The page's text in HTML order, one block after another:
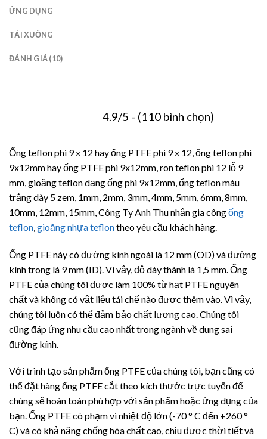
ỨNG DỤNG
TẢI XUỐNG
ĐÁNH GIÁ (10)
4.9/5 - (110 bình chọn)
Ống teflon phi 9 x 12 hay ống PTFE phi 9 x 12, ống teflon phi
9x12mm hay ống PTFE phi 9x12mm, ron teflon phi 12 lỗ 9
mm, gioăng teflon dạng ống phi 9x12mm, ống teflon màu
trắng dày 5 zem, 1mm, 2mm, 3mm, 4mm, 5mm, 6mm, 8mm,
10mm, 12mm, 15mm, Công Ty Anh Thu nhận gia côngống
teflon gioăng nhựa teflontheo yêu cầu khách hàng.
Ống PTFE này có đường kính ngoài là 12 mm (OD) và đường
kính trong là 9 mm (ID). Vì vậy, độ dày thành là 1,5 mm. Ống
PTFE của chúng tôi được làm 100% từ hạt PTFE nguyên
chất và không có vật liệu tái chế nào được thêm vào. Vì vậy,
chúng tôi luôn có thể đảm bảo chất lượng cao. Chúng tôi
cũng đáp ứng nhu cầu cao nhất trong ngành về dung sai
đường kính.
Với trình tạo sản phẩm ống PTFE của chúng tôi, bạn cũng có
thể đặt hàng ống PTFE cắt theo kích thước trực tuyến để
chúng sẽ hoàn toàn phù hợp với sản phẩm hoặc ứng dụng của
bạn. Ống PTFE có phạm vi nhiệt độ lớn (-70 ° C đến +260 °
C) và có khả năng chống hóa chất cao, chịu được thời tiết và